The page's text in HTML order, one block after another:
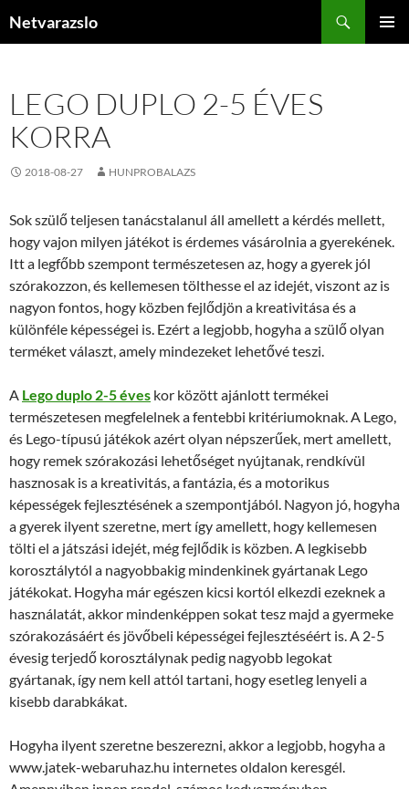
Netvarazslo
LEGO DUPLO 2-5 ÉVES
KORRA
2018-08-27 HUNPROBALAZS
Sok szülő teljesen tanácstalanul áll amellett a kérdés mellett,
hogy vajon milyen játékot is érdemes vásárolnia a gyerekének.
Itt a legfőbb szempont természetesen az, hogy a gyerek jól
szórakozzon, és kellemesen tölthesse el az idejét, viszont az is
nagyon fontos, hogy közben fejlődjön a kreativitása és a
különféle képességei is. Ezért a legjobb, hogyha a szülő olyan
terméket választ, amely mindezeket lehetővé teszi.
A Lego duplo 2-5 éves kor között ajánlott termékei
természetesen megfelelnek a fentebbi kritériumoknak. A Lego,
és Lego-típusú játékok azért olyan népszerűek, mert amellett,
hogy remek szórakozási lehetőséget nyújtanak, rendkívül
hasznosak is a kreativitás, a fantázia, és a motorikus
képességek fejlesztésének a szempontjából. Nagyon jó, hogyha
a gyerek ilyent szeretne, mert így amellett, hogy kellemesen
tölti el a játszási idejét, még fejlődik is közben. A legkisebb
korosztálytól a nagyobbakig mindenkinek gyártanak Lego
játékokat. Hogyha már egészen kicsi kortól elkezdi ezeknek a
használatát, akkor mindenképpen sokat tesz majd a gyermeke
szórakozásáért és jövőbeli képességei fejlesztéséért is. A 2-5
évesig terjedő korosztálynak pedig nagyobb legokat
gyártanak, így nem kell attól tartani, hogy esetleg lenyeli a
kisebb darabkákat.
Hogyha ilyent szeretne beszerezni, akkor a legjobb, hogyha a
www.jatek-webaruhaz.hu internetes oldalon keresgél.